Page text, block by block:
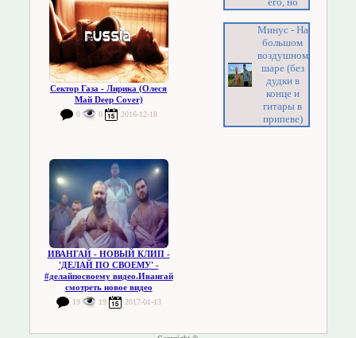
Сектор Газа - Лирика (Олеся
Май Deep Cover)
0 0 2016-12-18
ИВАНГАЙ - НОВЫЙ КЛИП -
'ДЕЛАЙ ПО СВОЕМУ' -
#делайпосвоему видео.Ивангай
смотреть новое видео
19 19 2017-01-13
Минус - На
большом
воздушном
шаре (без
дудки в
конце и
гитары в
припеве)